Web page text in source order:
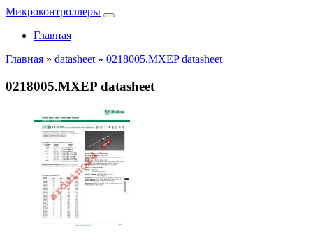
Микроконтроллеры
Главная
Главная » datasheet » 0218005.MXEP datasheet
0218005.MXEP datasheet